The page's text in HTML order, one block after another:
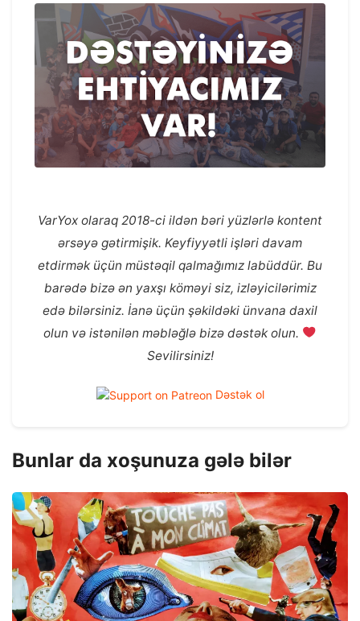
VarYox olaraq 2018-ci ildən bəri yüzlərlə kontent
ərsəyə gətirmişik. Keyfiyyətli işləri davam
etdirmək üçün müstəqil qalmağımız labüddür. Bu
barədə bizə ən yaxşı köməyi siz, izləyicilərimiz
edə bilərsiniz. İanə üçün şəkildəki ünvana daxil
olun və istənilən məbləğlə bizə dəstək olun.
Sevilirsiniz!
Dəstək ol
Bunlar da xoşunuza gələ bilər